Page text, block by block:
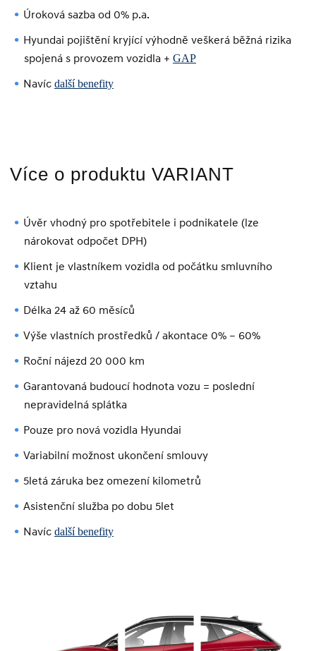
Úroková sazba od 0% p.a.
Hyundai pojištění kryjící výhodně veškerá běžná rizika
spojená s provozem vozidla + GAP
Navíc další benefity
Více o produktu VARIANT
Úvěr vhodný pro spotřebitele i podnikatele (lze
nárokovat odpočet DPH)
Klient je vlastníkem vozidla od počátku smluvního
vztahu
Délka 24 až 60 měsíců
Výše vlastních prostředků / akontace 0% – 60%
Roční nájezd 20 000 km
Garantovaná budoucí hodnota vozu = poslední
nepravidelná splátka
Pouze pro nová vozidla Hyundai
Variabilní možnost ukončení smlouvy
5letá záruka bez omezení kilometrů
Asistenční služba po dobu 5let
Navíc další benefity